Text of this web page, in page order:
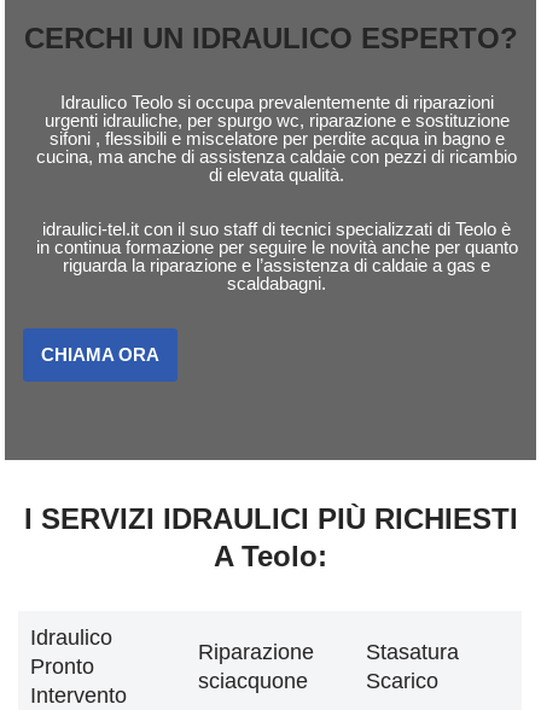
CERCHI UN IDRAULICO ESPERTO?
Idraulico Teolo si occupa prevalentemente di riparazioni
urgenti idrauliche, per spurgo wc, riparazione e sostituzione
sifoni , flessibili e miscelatore per perdite acqua in bagno e
cucina, ma anche di assistenza caldaie con pezzi di ricambio
di elevata qualità.
idraulici-tel.it con il suo staff di tecnici specializzati di Teolo è
in continua formazione per seguire le novità anche per quanto
riguarda la riparazione e l’assistenza di caldaie a gas e
scaldabagni.
CHIAMA ORA
I SERVIZI IDRAULICI PIÙ RICHIESTI
A Teolo:
Idraulico
Pronto
Intervento
Riparazione
sciacquone
Stasatura
Scarico